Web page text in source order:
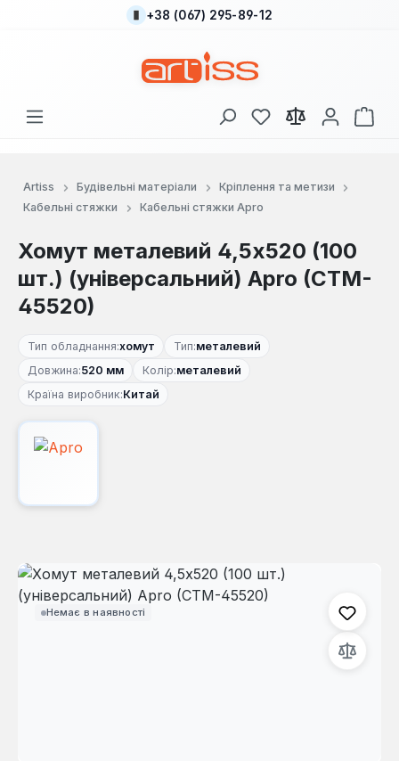
Перейти до основного вмісту
+38 (067) 295-89-12
У вас є 0 у списку
Artiss Будівельні матеріали
Кріплення та метизи
Кабельні стяжки
Кабельні стяжки Apro
Хомут металевий 4,5х520 (100
шт.) (універсальний) Apro (CTM-
45520)
Тип обладнання:хомут Тип:металевий
Довжина:520 мм Колір:металевий
Країна виробник:Китай
Немає в наявності
Пропустити галерею зображень